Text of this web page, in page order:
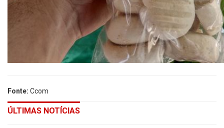
Fonte: Ccom
ÚLTIMAS NOTÍCIAS